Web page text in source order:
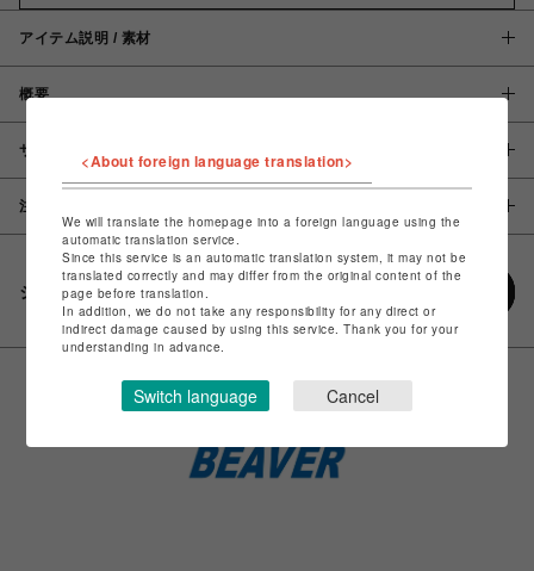
アイテム説明 / 素材
概要
サイズ
注意事項
シェアする
<About foreign language translation>
We will translate the homepage into a foreign language using the
automatic translation service.
Since this service is an automatic translation system, it may not be
translated correctly and may differ from the original content of the
page before translation.
In addition, we do not take any responsibility for any direct or
indirect damage caused by using this service. Thank you for your
understanding in advance.
Switch language Cancel